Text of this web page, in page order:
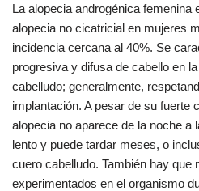
La alopecia androgénica femenina
alopecia no cicatricial en mujeres
incidencia cercana al 40%. Se
progresiva y difusa de cabello en
cabelludo; generalmente,
implantación. A pesar de su fuerte
alopecia no aparece de la noche a
lento y puede tardar meses, o
cuero cabelludo. También hay que
experimentados en el organismo